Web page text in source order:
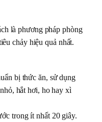
là phương pháp phòng
chảy hiệu quả nhất.
bị thức ăn, sử dụng
hắt hơi, ho hay xì
trong ít nhất 20 giây.